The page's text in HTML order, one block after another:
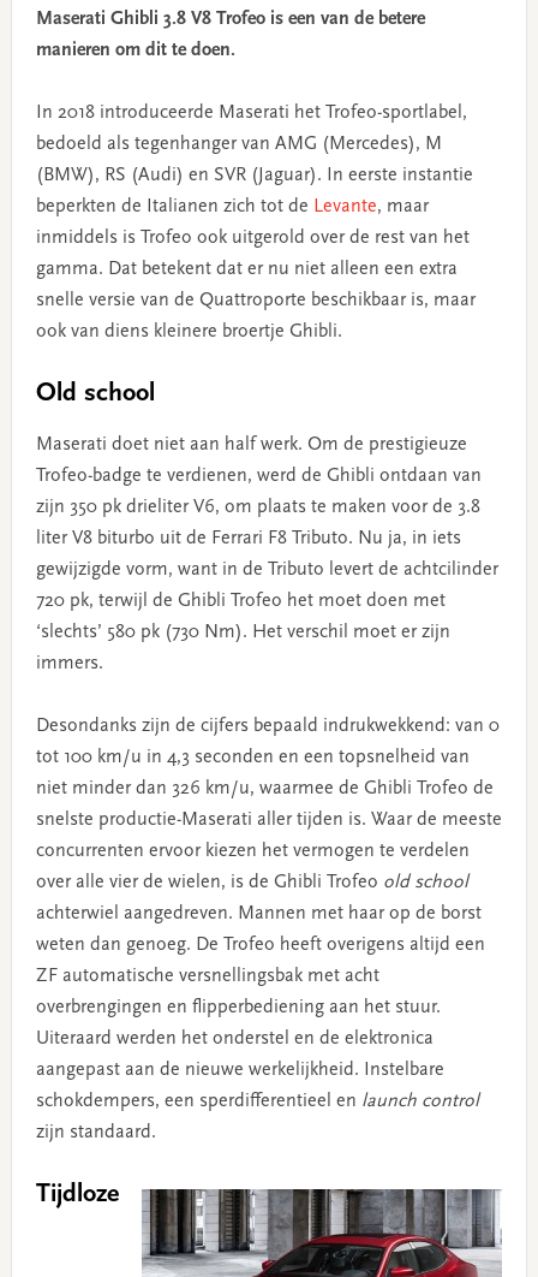
Maserati Ghibli 3.8 V8 Trofeo is een van de betere
manieren om dit te doen.
In 2018 introduceerde Maserati het Trofeo-sportlabel,
bedoeld als tegenhanger van AMG (Mercedes), M
(BMW), RS (Audi) en SVR (Jaguar). In eerste instantie
beperkten de Italianen zich tot de Levante, maar
inmiddels is Trofeo ook uitgerold over de rest van het
gamma. Dat betekent dat er nu niet alleen een extra
snelle versie van de Quattroporte beschikbaar is, maar
ook van diens kleinere broertje Ghibli.
Old school
Maserati doet niet aan half werk. Om de prestigieuze
Trofeo-badge te verdienen, werd de Ghibli ontdaan van
zijn 350 pk drieliter V6, om plaats te maken voor de 3.8
liter V8 biturbo uit de Ferrari F8 Tributo. Nu ja, in iets
gewijzigde vorm, want in de Tributo levert de achtcilinder
720 pk, terwijl de Ghibli Trofeo het moet doen met
‘slechts’ 580 pk (730 Nm). Het verschil moet er zijn
immers.
Desondanks zijn de cijfers bepaald indrukwekkend: van 0
tot 100 km/u in 4,3 seconden en een topsnelheid van
niet minder dan 326 km/u, waarmee de Ghibli Trofeo de
snelste productie-Maserati aller tijden is. Waar de meeste
concurrenten ervoor kiezen het vermogen te verdelen
over alle vier de wielen, is de Ghibli Trofeo old school
achterwiel aangedreven. Mannen met haar op de borst
weten dan genoeg. De Trofeo heeft overigens altijd een
ZF automatische versnellingsbak met acht
overbrengingen en flipperbediening aan het stuur.
Uiteraard werden het onderstel en de elektronica
aangepast aan de nieuwe werkelijkheid. Instelbare
schokdempers, een sperdifferentieel en launch control
zijn standaard.
Tijdloze